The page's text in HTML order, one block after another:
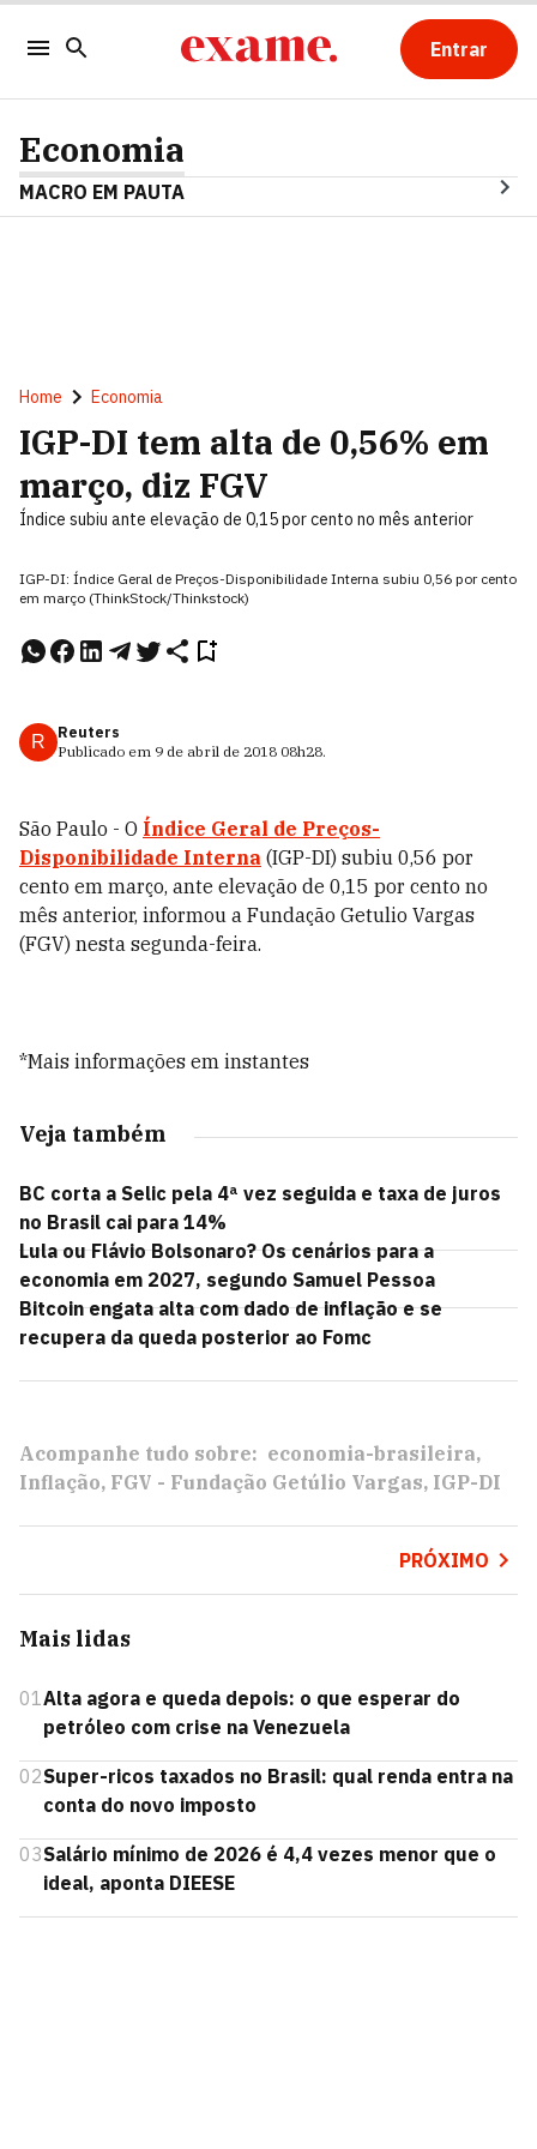
Entrar
Economia
MACRO EM PAUTA
Home Economia
IGP-DI tem alta de 0,56% em
março, diz FGV
Índice subiu ante elevação de 0,15 por cento no mês anterior
IGP-DI: Índice Geral de Preços-Disponibilidade Interna subiu 0,56 por cento
em março (ThinkStock/Thinkstock)
R
Reuters
Publicado em 9 de abril de 2018 08h28.
São Paulo - O Índice Geral de Preços-
Disponibilidade Interna (IGP-DI) subiu 0,56 por
cento em março, ante elevação de 0,15 por cento no
mês anterior, informou a Fundação Getulio Vargas
(FGV) nesta segunda-feira.
*Mais informações em instantes
Veja também
BC corta a Selic pela 4ª vez seguida e taxa de juros
no Brasil cai para 14%
Lula ou Flávio Bolsonaro? Os cenários para a
economia em 2027, segundo Samuel Pessoa
Bitcoin engata alta com dado de inflação e se
recupera da queda posterior ao Fomc
Acompanhe tudo sobre: economia-brasileira
Inflação FGV - Fundação Getúlio Vargas IGP-DI
PRÓXIMO
Mais lidas
01Alta agora e queda depois: o que esperar do
petróleo com crise na Venezuela
02Super-ricos taxados no Brasil: qual renda entra na
conta do novo imposto
03Salário mínimo de 2026 é 4,4 vezes menor que o
ideal, aponta DIEESE